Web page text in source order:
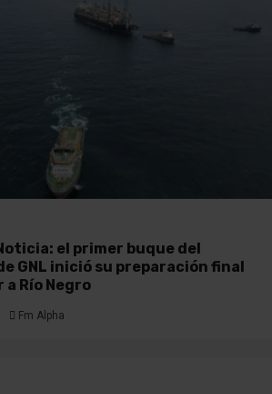
el primer buque del
GNL inició su preparación final
a Río Negro
Fm Alpha